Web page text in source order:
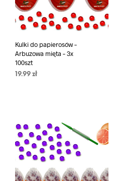
Kulki do papierosów –
Arbuzowa mięta – 3x
100szt
19.99 zł